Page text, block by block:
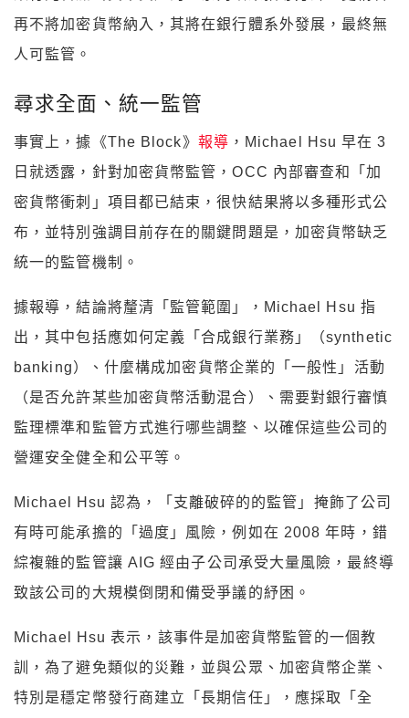
再不將加密貨幣納入，其將在銀行體系外發展，最終無
人可監管。
尋求全面、統一監管
事實上，據《The Block》 報導 ，Michael Hsu 早在 3
日就透露，針對加密貨幣監管，OCC 內部審查和「加
密貨幣衝刺」項目都已結束，很快結果將以多種形式公
布，並特別強調目前存在的關鍵問題是，加密貨幣缺乏
統一的監管機制。
據報導，結論將釐清「監管範圍」，Michael Hsu 指
出，其中包括應如何定義「合成銀行業務」（synthetic
banking）、什麼構成加密貨幣企業的「一般性」活動
（是否允許某些加密貨幣活動混合）、需要對銀行審慎
監理標準和監管方式進行哪些調整、以確保這些公司的
營運安全健全和公平等。
Michael Hsu 認為，「支離破碎的的監管」掩飾了公司
有時可能承擔的「過度」風險，例如在 2008 年時，錯
綜複雜的監管讓 AIG 經由子公司承受大量風險，最終導
致該公司的大規模倒閉和備受爭議的紓困。
Michael Hsu 表示，該事件是加密貨幣監管的一個教
訓，為了避免類似的災難，並與公眾、加密貨幣企業、
特別是穩定幣發行商建立「長期信任」，應採取「全